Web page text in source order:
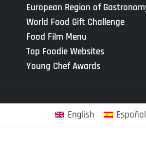
European Region of
World Food Gift Challenge
Food Film Menu
Top Foodie Websites
Young Chef Awards
English
Español